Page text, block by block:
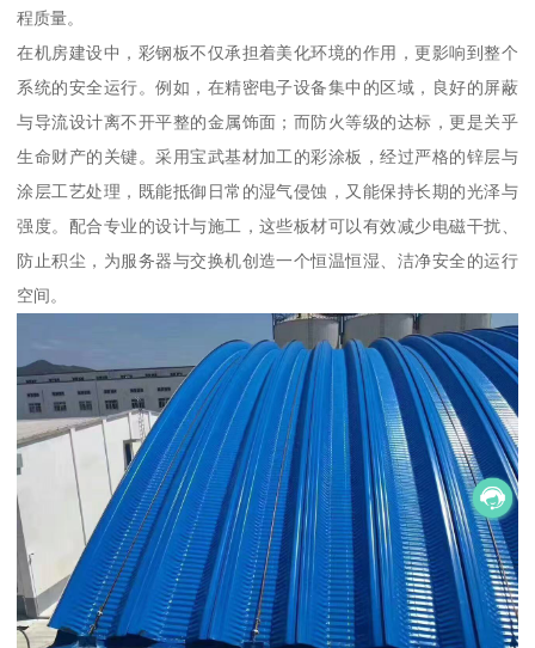
程质量。
在机房建设中，彩钢板不仅承担着美化环境的作用，更影响到整个
系统的安全运行。例如，在精密电子设备集中的区域，良好的屏蔽
与导流设计离不开平整的金属饰面；而防火等级的达标，更是关乎
生命财产的关键。采用宝武基材加工的彩涂板，经过严格的锌层与
涂层工艺处理，既能抵御日常的湿气侵蚀，又能保持长期的光泽与
强度。配合专业的设计与施工，这些板材可以有效减少电磁干扰、
防止积尘，为服务器与交换机创造一个恒温恒湿、洁净安全的运行
空间。